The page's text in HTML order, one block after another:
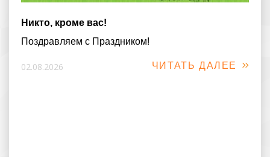
Никто, кроме вас!
Поздравляем с Праздником!
02.08.2026 ЧИТАТЬ ДАЛЕЕ